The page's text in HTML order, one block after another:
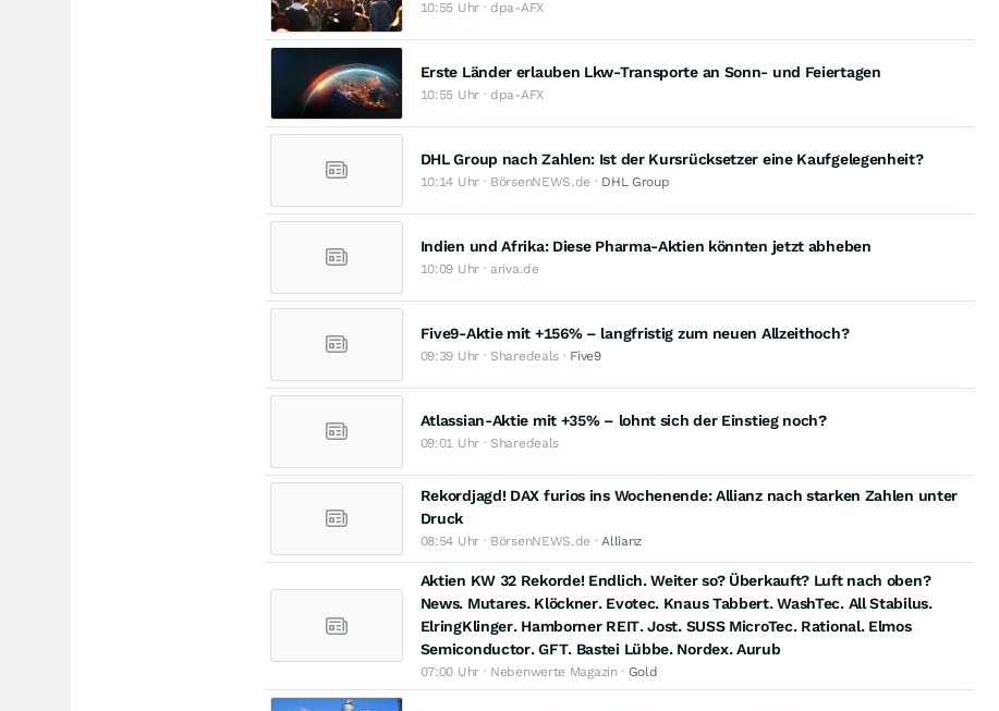
10:55 Uhr · dpa-AFX
Erste Länder erlauben Lkw-Transporte an Sonn- und Feiertagen
10:55 Uhr · dpa-AFX
DHL Group nach Zahlen: Ist der Kursrücksetzer eine Kaufgelegenheit?
10:14 Uhr · BörsenNEWS.de · DHL Group
Indien und Afrika: Diese Pharma-Aktien könnten jetzt abheben
10:09 Uhr · ariva.de
Five9-Aktie mit +156% – langfristig zum neuen Allzeithoch?
09:39 Uhr · Sharedeals · Five9
Atlassian-Aktie mit +35% – lohnt sich der Einstieg noch?
09:01 Uhr · Sharedeals
Rekordjagd! DAX furios ins Wochenende: Allianz nach starken Zahlen unter
Druck
08:54 Uhr · BörsenNEWS.de ·Allianz
Aktien KW 32 Rekorde! Endlich. Weiter so? Überkauft? Luft nach oben?
News. Mutares. Klöckner. Evotec. Knaus Tabbert. WashTec. All Stabilus.
ElringKlinger. Hamborner REIT. Jost. SUSS MicroTec. Rational. Elmos
Semiconductor. GFT. Bastei Lübbe. Nordex. Aurub
07:00 Uhr · Nebenwerte Magazin · Gold